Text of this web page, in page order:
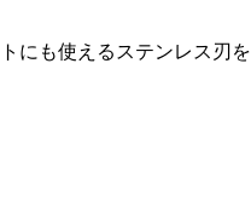
にも使えるステンレス刃を